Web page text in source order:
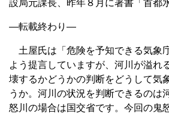
設局元課長、昨年８月に著書「首都
—転載終わり—
土屋氏は「危険を予知できる気象
よう提言していますが、河川が溢れ
壊するかどうかの判断をどうして気
うか。河川の状況を判断できるのは
怒川の場合は国交省です。今回の鬼